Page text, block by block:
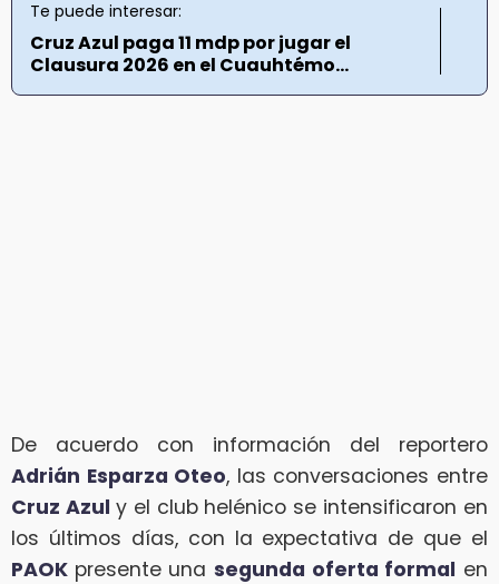
Te puede interesar:
Cruz Azul paga 11 mdp por jugar el
Clausura 2026 en el Cuauhtémo...
De acuerdo con información del reportero
Adrián Esparza Oteo, las conversaciones entre
Cruz Azul y el club helénico se intensificaron en
los últimos días, con la expectativa de que el
PAOK presente unasegunda oferta formal en